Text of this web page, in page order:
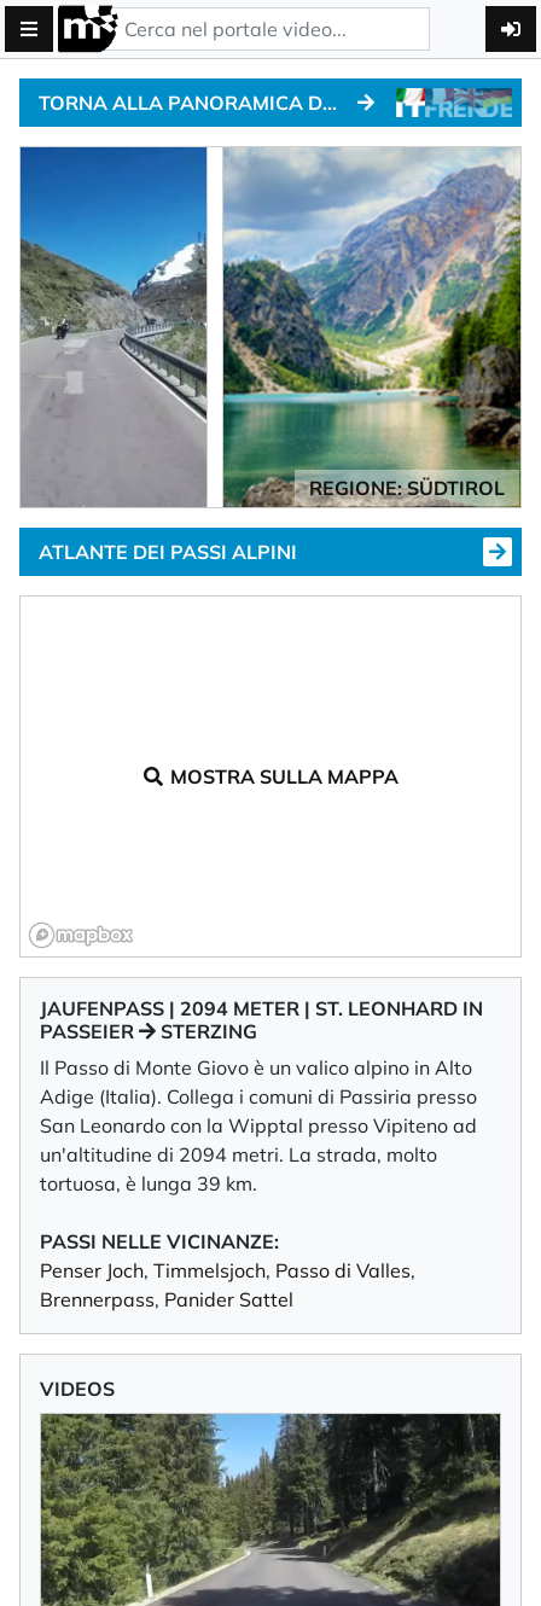
TORNA ALLA PANORAMICA DEI PASSI ALPINI
REGIONE: SÜDTIROL
ATLANTE DEI PASSI ALPINI
MOSTRA SULLA MAPPA
JAUFENPASS | 2094 METER | ST. LEONHARD IN
PASSEIER
STERZING
Il Passo di Monte Giovo è un valico alpino in Alto
Adige (Italia). Collega i comuni di Passiria presso
San Leonardo con la Wipptal presso Vipiteno ad
un'altitudine di 2094 metri. La strada, molto
tortuosa, è lunga 39 km.
PASSI NELLE VICINANZE:
Penser Joch, Timmelsjoch, Passo di Valles,
Brennerpass, Panider Sattel
VIDEOS